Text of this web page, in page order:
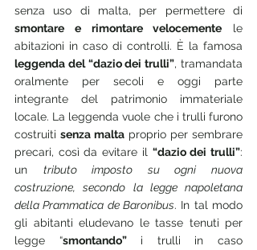
smontare e rimontare velocemente le
leggenda del “dazio dei trulli”, tramandata
oralmente per secoli e oggi parte
integrante del patrimonio immateriale
locale. La leggenda vuole che i trulli furono
costruiti senza malta proprio per sembrare
precari, così da evitare il “dazio dei trulli”:
un tributo imposto su ogni nuova
costruzione, secondo la legge napoletana
della Prammatica de Baronibus. In tal modo
gli abitanti eludevano le tasse tenuti per
legge “smontando” i trulli in caso